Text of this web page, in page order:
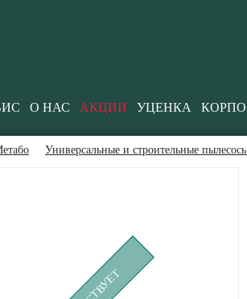
О НАС АКЦИИ УЦЕНКА
Универсальные и строительные